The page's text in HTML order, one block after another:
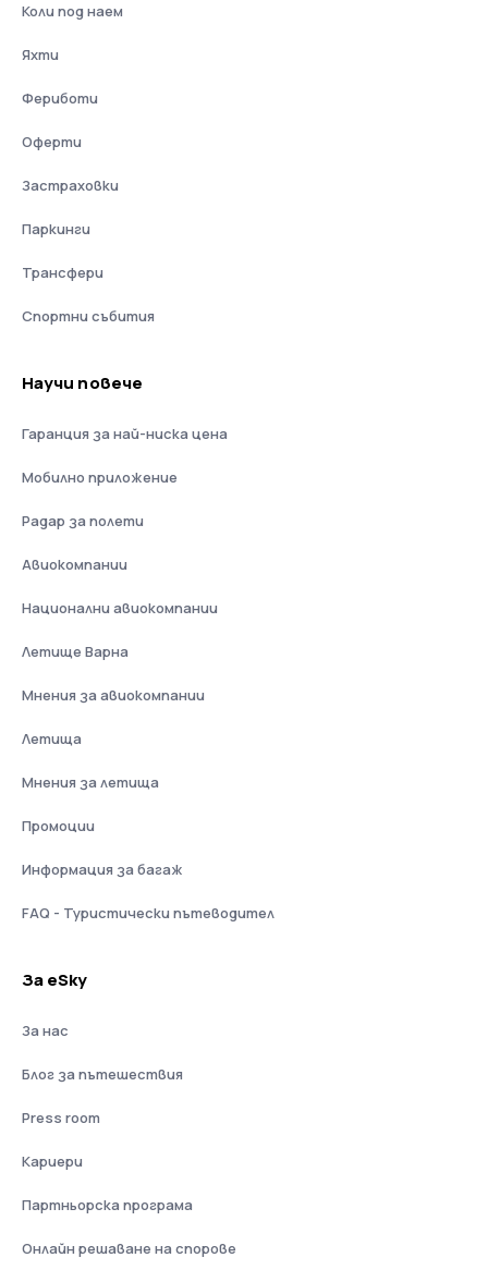
Коли под наем
Яхти
Фериботи
Оферти
Застраховки
Паркинги
Трансфери
Спортни събития
Научи повече
Гаранция за най-ниска цена
Мобилно приложение
Радар за полети
Авиокомпании
Национални авиокомпании
Летище Варна
Мнения за авиокомпании
Летища
Мнения за летища
Промоции
Информация за багаж
FAQ - Туристически пътеводител
За eSky
За нас
Блог за пътешествия
Press room
Кариери
Партньорска програма
Онлайн решаване на спорове